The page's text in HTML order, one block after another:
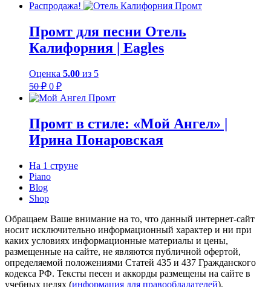
Распродажа!
Промт для песни Отель
Калифорния | Eagles
Оценка 5.00 из 5
50₽ Первоначальная
цена
составляла
0 ₽Текущая
цена:
Промт в стиле: «Мой Ангел» |
Ирина Понаровская
На 1 струне
Piano
Blog
Shop
Обращаем Ваше внимание на то, что данный интернет-сайт
носит исключительно информационный характер и ни при
каких условиях информационные материалы и цены,
размещенные на сайте, не являются публичной офертой,
определяемой положениями Статей 435 и 437 Гражданского
кодекса РФ. Тексты песен и аккорды размещены на сайте в
учебных целях (информация для правообладателей).